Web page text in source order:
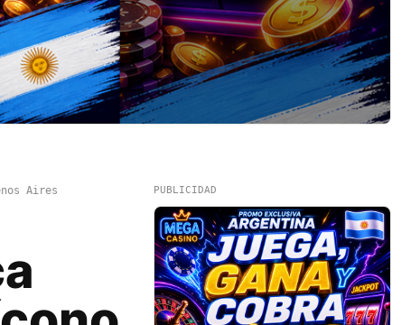
Aires PUBLICIDAD